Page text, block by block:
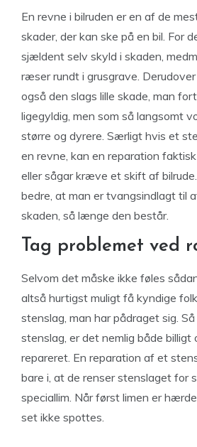
En revne i bilruden er en af de
skader, der kan ske på en bil. For
sjældent selv skyld i skaden,
ræser rundt i grusgrave.
også den slags lille skade, man
ligegyldig, men som så langsomt
større og dyrere. Særligt hvis et
en revne, kan en reparation
eller sågar kræve et skift af
bedre, at man er tvangsindlagt til
skaden, så længe den består.
Tag problemet ved
Selvom det måske ikke føles
altså hurtigst muligt få kyndige
stenslag, man har pådraget sig.
stenslag, er det nemlig både billigt
repareret. En reparation af et
bare i, at de renser stenslaget for
speciallim. Når først limen er
set ikke spottes.